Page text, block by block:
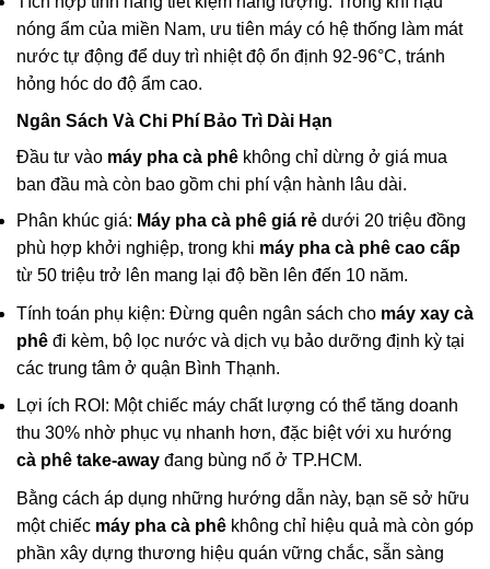
nóng ẩm của miền Nam, ưu tiên máy có hệ thống làm mát
nước tự động để duy trì nhiệt độ ổn định 92-96°C, tránh
hỏng hóc do độ ẩm cao.
Ngân Sách Và Chi Phí Bảo Trì Dài Hạn
Đầu tư vào máy pha cà phê không chỉ dừng ở giá mua
ban đầu mà còn bao gồm chi phí vận hành lâu dài.
Phân khúc giá: Máy pha cà phê giá rẻ dưới 20 triệu đồng
phù hợp khởi nghiệp, trong khi máy pha cà phê cao cấp
từ 50 triệu trở lên mang lại độ bền lên đến 10 năm.
Tính toán phụ kiện: Đừng quên ngân sách cho máy xay cà
phê đi kèm, bộ lọc nước và dịch vụ bảo dưỡng định kỳ tại
các trung tâm ở quận Bình Thạnh.
Lợi ích ROI: Một chiếc máy chất lượng có thể tăng doanh
thu 30% nhờ phục vụ nhanh hơn, đặc biệt với xu hướng
cà phê take-away đang bùng nổ ở TP.HCM.
Bằng cách áp dụng những hướng dẫn này, bạn sẽ sở hữu
một chiếc máy pha cà phê không chỉ hiệu quả mà còn góp
phần xây dựng thương hiệu quán vững chắc, sẵn sàng